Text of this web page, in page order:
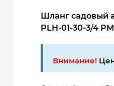
Шланг садовый
PLH-01-30-3/4
Внимание!